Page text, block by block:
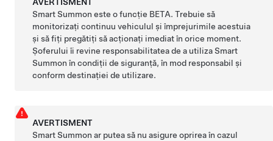
Smart Summon este o funcție BETA. Trebuie să
monitorizați continuu vehiculul și împrejurimile acestuia
și să fiți pregătiți să acționați imediat în orice moment.
Șoferului îi revine responsabilitatea de a utilizaSmart
Summon în condiții de siguranță, în mod responsabil și
conform destinației de utilizare.
AVERTISMENT
Smart Summon ar putea să nu asigure oprirea în cazul